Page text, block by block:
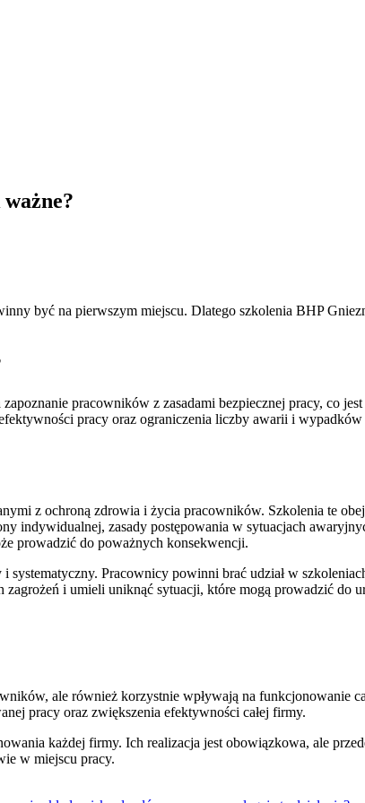
być na pierwszym miejscu. Dlatego szkolenia BHP
pracowników z zasadami bezpiecznej pracy, co
pracy oraz ograniczenia liczby awarii i
z ochroną zdrowia i życia pracowników. Szkolenia te
indywidualnej, zasady postępowania w sytuacjach
prowadzić do poważnych konsekwencji.
Pracownicy powinni brać udział w
i umieli uniknąć sytuacji, które mogą prowadzić do
ale również korzystnie wpływają na funkcjonowanie
pracy oraz zwiększenia efektywności całej firmy.
każdej firmy. Ich realizacja jest obowiązkowa, ale
w miejscu pracy.